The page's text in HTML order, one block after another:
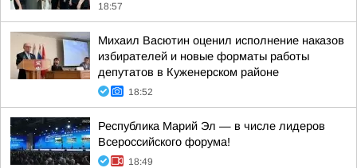
18:57
Михаил Васютин оценил исполнение наказов
избирателей и новые форматы работы
депутатов в Куженерском районе
18:52
Республика Марий Эл — в числе лидеров
Всероссийского форума!
18:49